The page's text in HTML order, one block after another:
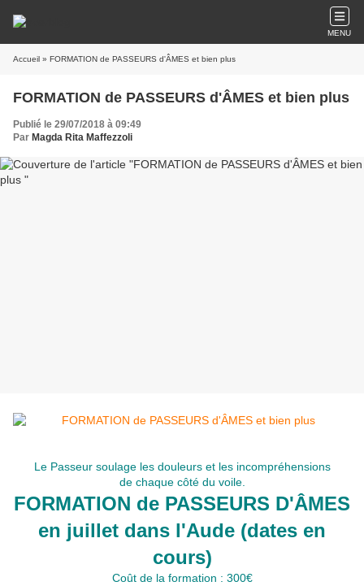
MENU
Accueil » FORMATION de PASSEURS d'ÂMES et bien plus
FORMATION de PASSEURS d'ÂMES et bien plus
Publié le 29/07/2018 à 09:49
Par Magda Rita Maffezzoli
Le Passeur soulage les douleurs et les incompréhensions
de chaque côté du voile.
FORMATION de PASSEURS D'ÂMES
en juillet dans l'Aude (dates en
cours)
Coût de la formation : 300€